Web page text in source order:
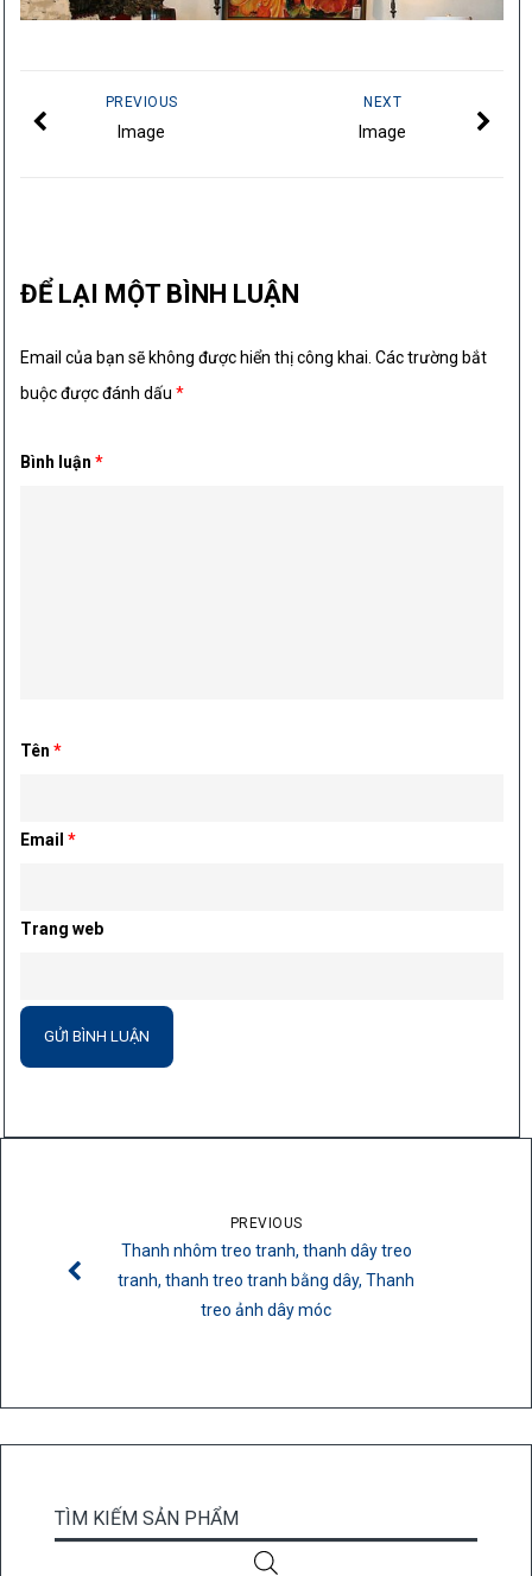
NEXT
Image
PREVIOUS
Image
ĐỂ LẠI MỘT BÌNH LUẬN
Email của bạn sẽ không được hiển thị công khai. Các trường bắt
buộc được đánh dấu*
Bình luận*
Tên*
Email*
Trang web
PREVIOUS
Thanh nhôm treo tranh, thanh dây treo
tranh, thanh treo tranh bằng dây, Thanh
treo ảnh dây móc
TÌM KIẾM SẢN PHẨM